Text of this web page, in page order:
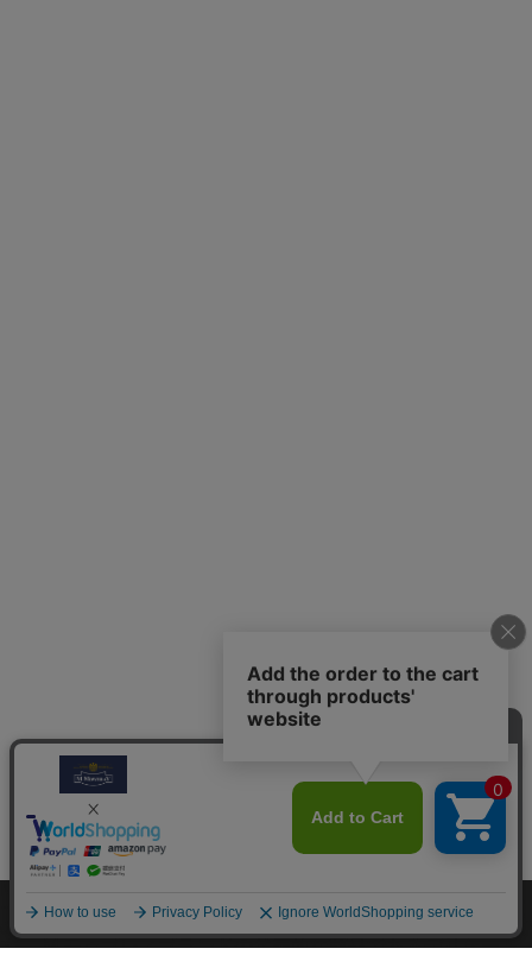
ーファクトリーやシューブランド、靴愛好家の方々から数多く
の支持を得ているシューケア（靴手入れ）のトップブランドで
す。 M.モゥブレィブランドの代表的な商品であるデリケート